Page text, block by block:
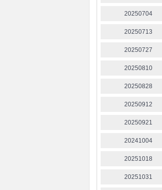
20250704
20250713
20250727
20250810
20250828
20250912
20250921
20241004
20251018
20251031